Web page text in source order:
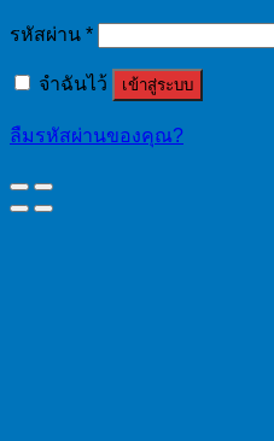
รหัสผ่าน *
จำฉันไว้ เข้าสู่ระบบ
ลืมรหัสผ่านของคุณ?